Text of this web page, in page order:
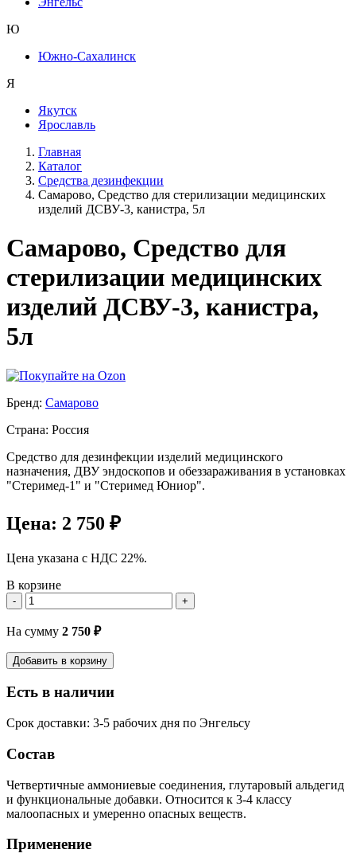
Ю
Южно-Сахалинск
Я
Якутск
Ярославль
Главная
Каталог
Средства дезинфекции
Самарово, Средство для стерилизации медицинских
изделий ДСВУ-3, канистра, 5л
Самарово, Средство для
стерилизации медицинских
изделий ДСВУ-3, канистра,
5л
Бренд: Самарово
Страна: Россия
Средство для дезинфекции изделий медицинского
назначения, ДВУ эндоскопов и обеззараживания в установках
"Стеримед-1" и "Стеримед Юниор".
Цена: 2 750 ₽
Цена указана с НДС 22%.
В корзине
- +
На сумму 2 750 ₽
Добавить в корзину
Есть в наличии
Срок доставки: 3-5 рабочих дня по Энгельсу
Состав
Четвертичные аммониевые соединения, глутаровый альдегид
и функциональные добавки. Относится к 3-4 классу
малоопасных и умеренно опасных веществ.
Применение